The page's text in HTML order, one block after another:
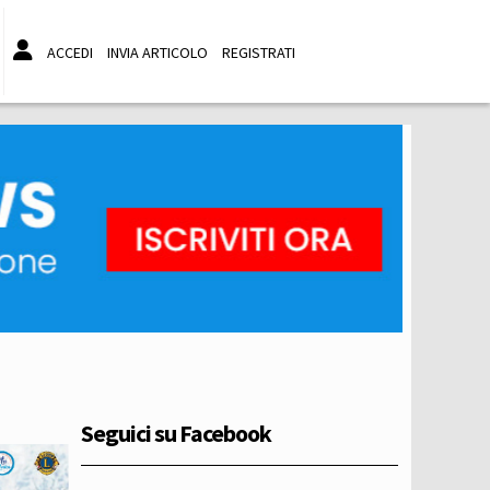
ACCEDI INVIA ARTICOLO REGISTRATI
Seguici su Facebook